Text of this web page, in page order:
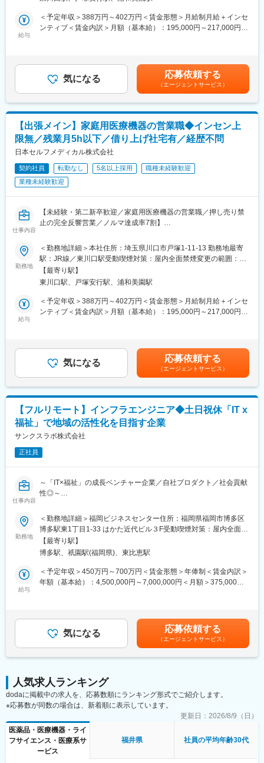
■当社について
名古屋大学・宇治原研究室の先端研究を基盤に生まれたスタート
アップ企業です。
ンを作り、仮想実験で最適条件を瞬時に導きます。
結果、開発期間は短縮、さらに高品質な製品開発に繋げることが
仲間はAIエンジニアや大手企業出身者など多彩なメンバーで、資
金調達も完了し、業界のトップランナーとして走り続けていま
す。
国家プロジェクトや大手企業との共同研究も進行中で、日本のも
のづくりに新しい常識を生み出す挑戦を続けています。
できます！
【業務内容】
同社が開発・製造する家庭用治療機器の販売営業を募集します。
■会場選定・企画：
・販売のための会場選定（デパート・ショッピングモールなど）
・イベント期間中の販促イベントの企画
■イベント運用：
・企画したイベントの実践／集客活動
・製品の体験：
のお悩みをお伺いします。
す。※押し売りではなく、反響営業に近い形です。
3か月ずつ各拠点でイベント運営を行います。ショッピングモール
などでお客様に製品体験をいただき、期間中、毎日体験いただき
徐々に効果を実感いただきます。
最終10日間で販売を行います。
【こんな方が活躍中！】
介護職や看護師、ジムのトレーナー、自衛隊、飲食店での接客な
商品単価は80万円程でノルマ（8～9台）を超えてから一台売り上
げる毎に約10%のインセンティブが発生します。
ノルマを引いて20～30台販売すると1クール200～300万円のイン
です！※現在、営業職30名中4名程いらっしゃいます。※会場に足
を運んで頂くお客様の10％の方にご購入頂いております。
■モデル年収：
ノルマは全体の7割の方が達成しており、平均年収は500万円程に
なります。絶対評価で営業成績が反映され、リーダー／主任／課
長とキャリアアップすることができます。課長職になると、役職
手当5万円／月＋インセンが2％アップします。
変更の範囲：会社の定める業務
給与
＜予定年収＞388万円～402万円＜賃金形態＞月給制月給＋インセ
ンティブ＜賃金内訳＞月額（基本給）：195,000円～217,000円そ
有＜残業手当＞有＜給与補足＞■上記年収は基本給＋残業代＋固定
手当の金額です。■インセンティブ有インセンティブに上限はな
く、販売実績×10%が支給されます。売り上げトップ3に入る方は
1000万円を稼がれている方もおります。■昇給有■賞与8月、１月
賃金はあくまでも目安の金額であり、選考を通じて上下する可能
性があります。月給(月額)は固定手当を含めた表記です。
気になる 応募依頼する
（エージェントサービス）
【出張メイン】家庭用医療機器の営業職◆インセン上
限無／残業月5h以下／借り上げ社宅有／経歴不問
日本セルフメディカル株式会社
契約社員 転勤なし 5名以上採用
職種未経験歓迎
業種未経験歓迎
仕事内容
【未経験・第二新卒歓迎／家庭用医療機器の営業職／押し売り禁
止の完全反響営業／ノルマ達成率7割】
■職務内容：
出張ベースで全国の一般消費者に対し、同社が開発・製造してい
る家庭用医療機器のプロモーション活動を担当します。各クール
（計3回、各3か月）毎に、プロモーション先（大型ショッピング
モール等）付近のWeeklyマンションを会社負担で借りることにな
ります。※出張先は選べません
■業務詳細：
を行います。
・キャンペーン実施期間中（2～3箇月/1回）は集客を行い、会場
に訪れた方々に、1人20分を目安に当社製品の「メディック」を
※キャンペーン期間中は体験のみです。最後の10日間のみ、ご購
入希望の方にご提案を行うことが出来ます。（押し売り禁止の完
■扱う製品：
布団のような形をした製品で、座りながらにして体内に電圧をか
け、頭痛・肩こり・不眠症・慢性便秘などの身体の悩みを緩和し
■やりがいのあるインセンティブ：
・商品単価は80万円程で、ノルマ（8～9台）を超えてから一台売
り上げる毎に約10%のインセンティブが発生します。
ンセンティブを獲得できます。そちらを3クール続けることで
1000万円を目指すことが可能です！※現在、営業職30名中、3、4
・下記を達成するとインセンティブが数万円～10万円ほど発生し
ます。
◎自己新記録賞（自身の販売台数を超える）
◎年間の売上トップ3
◎集客数（1日あたり330名）
■モデル年収・キャリアパス：
・絶対評価で営業成績が反映され、リーダー／主任／課長とキャ
リアアップすることができます。課長職になると、役職手当5万円
／月＋インセンが2％アップします。
勤務地
＜勤務地詳細＞本社住所：埼玉県川口市戸塚1-11-13 勤務地最寄
駅：JR線／東川口駅受動喫煙対策：屋内全面禁煙変更の範囲：会
社の定める事業所
【最寄り駅】
東川口駅、戸塚安行駅、浦和美園駅
給与
＜予定年収＞388万円～402万円＜賃金形態＞月給制月給＋インセ
ンティブ＜賃金内訳＞月額（基本給）：195,000円～217,000円そ
有＜残業手当＞有＜給与補足＞※下限は基本給＋残業代の記載です
が、上限はインセンティブ込みでの金額になります。インセンテ
ィブに上限はなく、販売実績×10%が支給されます。(売り上げト
ップ3に入る方は1000万円を稼がれている方もおります。)賃金は
あくまでも目安の金額であり、選考を通じて上下する可能性があ
ります。月給(月額)は固定手当を含めた表記です。
気になる 応募依頼する
（エージェントサービス）
【フルリモート】インフラエンジニア◆土日祝休「IT x
福祉」で地域の活性化を目指す企業
サンクスラボ株式会社
正社員
仕事内容
～「IT×福祉」の成長ベンチャー企業／自社プロダクト／社会貢献
性◎～
■概要：
当社はPC業務を行う障がい者支援施設の全国展開に向けて、イン
フラ構築やセキュリティマネジメントに精通したエンジニアを募
集しています。
「IT×福祉」という新しい領域で、社会貢献を進めており、大変や
りがいのあるお仕事です。私たちは福祉企業でありながら、AIを
取り入れたり、業務のDX化を全力で進めています。急成長中のサ
ンクスラボで挑戦してみませんか？
・全国の障がい者支援施設のネットワーク設計・構築
・クラウドサービスを活用したサーバ環境の整備
・セキュリティ対策の実施と管理
・裁量権が大きいため、自ら課題を見つけ、仮説を立て、実行
し、改善し続ける経験を得ることができます。
・成長フェーズのため、様々なチャンスがあるので、自らの意志
や経験、実績とともに様々な挑戦ができます。
■当社について：
当社は、「IT×福祉」をテーマとし、2015年に設立したIT事業と福
祉事業を展開し、障がいのある方々のデジタル社会での活躍を後
勤務地
＜勤務地詳細＞福岡ビジネスセンター住所：福岡県福岡市博多区
博多駅東1丁目1-33 はかた近代ビル３F受動喫煙対策：屋内全面禁
煙変更の範囲：会社の定める事業所（リモートワーク含む）
【最寄り駅】
博多駅、祇園駅(福岡県)、東比恵駅
給与
＜予定年収＞450万円～700万円＜賃金形態＞年俸制＜賃金内訳＞
年額（基本給）：4,500,000円～7,000,000円＜月額＞375,000円
安の金額であり、選考を通じて上下する可能性があります。月給
(月額)は固定手当を含めた表記です。
気になる 応募依頼する
（エージェントサービス）
人気求人ランキング
dodaに掲載中の求人を、応募数順にランキング形式でご紹介します。
※応募数が同数の場合は、新着順に表示しています。
更新日： 2026/8/9（日）
医薬品・医療機器・ライ
フサイエンス・医療系サ
ービス
福井県 社員の平均年齢30代